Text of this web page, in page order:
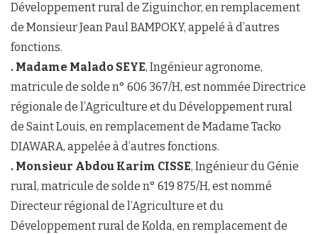
Développement rural de Ziguinchor, en remplacement
de Monsieur Jean Paul BAMPOKY, appelé à d’autres
fonctions.
. Madame Malado SEYE, Ingénieur agronome,
matricule de solde n° 606 367/H, est nommée Directrice
régionale de l’Agriculture et du Développement rural
de Saint Louis, en remplacement de Madame Tacko
DIAWARA, appelée à d’autres fonctions.
. Monsieur Abdou Karim CISSE, Ingénieur du Génie
rural, matricule de solde n° 619 875/H, est nommé
Directeur régional de l’Agriculture et du
Développement rural de Kolda, en remplacement de